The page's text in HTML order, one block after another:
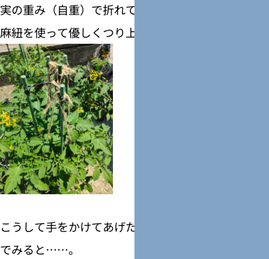
実の重み（自重）で折れて倒れてしまわないよう、
麻紐を使って優しくつり上げて固定しています。
こうして手をかけてあげたトマトたちをのぞき込ん
でみると……。